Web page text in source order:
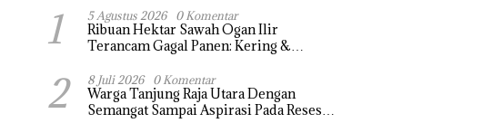
1 5 Agustus 2026 0 Komentar
Ribuan Hektar Sawah Ogan Ilir
Terancam Gagal Panen: Kering &
2 8 Juli 2026 0 Komentar
Warga Tanjung Raja Utara Dengan
Semangat Sampai Aspirasi Pada Reses